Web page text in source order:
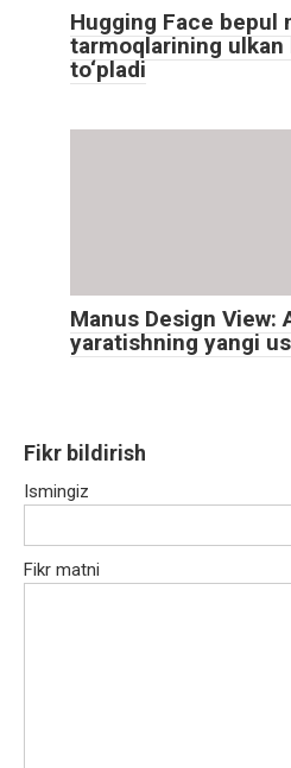
Hugging Face bepul
tarmoqlarining
to‘pladi
Manus Design View:
yaratishning yangi
Fikr bildirish
Ismingiz
Fikr matni